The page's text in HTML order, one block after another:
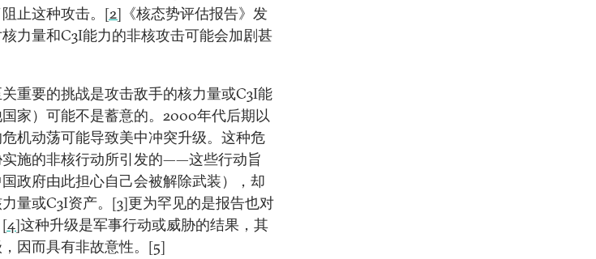
止这种攻击。 [2] 《核态势评估报告》发
力量和C3I能力的非核攻击可能会加剧甚
重要的挑战是攻击敌手的核力量或C3I能
家）可能不是蓄意的。2000年代后期以
机动荡可能导致美中冲突升级。这种危
施的非核行动所引发的——这些行动旨
政府由此担心自己会被解除武装），却
量或C3I资产。 [3]更为罕见的是报告也对
[4]这种升级是军事行动或威胁的结果，其
因而具有非故意性。 [5]